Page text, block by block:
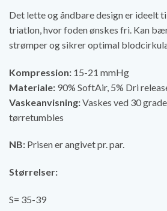
Det lette og åndbare design er ideelt
triatlon, hvor foden ønskes fri. Kan
strømper og sikrer optimal
Kompression: 15-21 mmHg
Materiale: 90% SoftAir, 5% Dri
Vaskeanvisning:Vaskes ved 30
tørretumbles
NB: Prisen er angivet pr. par.
Størrelser:
S= 35-39